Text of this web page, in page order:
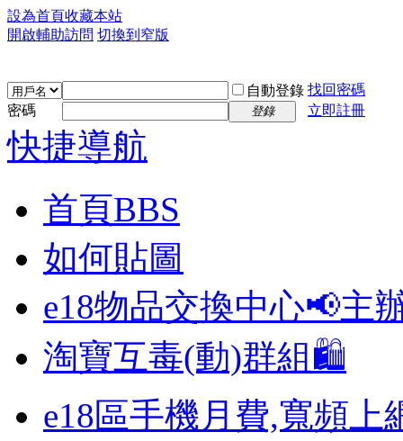
設為首頁收藏本站
開啟輔助訪問 切換到窄版
自動登錄 找回密碼
密碼
登錄 立即註冊
快捷導航
首頁BBS
如何貼圖
e18物品交換中心📢主
淘寶互毒(動)群組🛍️
e18區手機月費,寬頻上